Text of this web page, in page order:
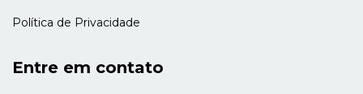
Política de Privacidade
Entre em contato